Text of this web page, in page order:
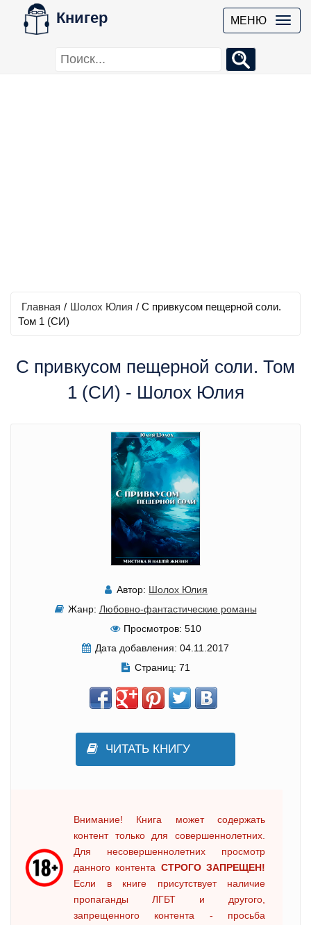
Книгер МЕНЮ
Главная / Шолох Юлия / С привкусом пещерной соли.
Том 1 (СИ)
С привкусом пещерной соли. Том
1 (СИ) - Шолох Юлия
Автор: Шолох Юлия
Жанр: Любовно-фантастические романы
Просмотров: 510
Дата добавления: 04.11.2017
Страниц: 71
ЧИТАТЬ КНИГУ
Внимание! Книга может содержать
контент только для совершеннолетних.
Для несовершеннолетних просмотр
данного контента СТРОГО ЗАПРЕЩЕН!
Если в книге присутствует наличие
пропаганды ЛГБТ и другого,
запрещенного контента - просьба